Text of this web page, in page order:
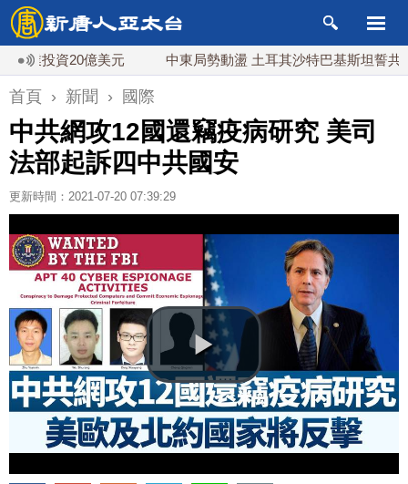
資20億美元 中東局勢動盪 土耳其沙特巴基斯坦誓共同防禦
首頁 › 新聞 › 國際
中共網攻12國還竊疫病研究 美司
法部起訴四中共國安
更新時間：2021-07-20 07:39:29